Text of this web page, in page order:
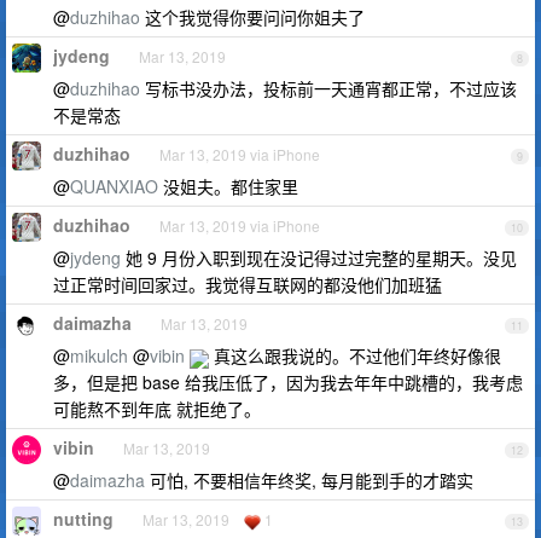
@duzhihao 这个我觉得你要问问你姐夫了
8
jydeng Mar 13, 2019
@duzhihao 写标书没办法，投标前一天通宵都正常，不过应该
不是常态
9
duzhihao Mar 13, 2019 via iPhone
@QUANXIAO 没姐夫。都住家里
10
duzhihao Mar 13, 2019 via iPhone
@jydeng 她 9 月份入职到现在没记得过过完整的星期天。没见
过正常时间回家过。我觉得互联网的都没他们加班猛
11
daimazha Mar 13, 2019
@mikulch @vibin
真这么跟我说的。不过他们年终好像很
多，但是把 base 给我压低了，因为我去年年中跳槽的，我考虑
可能熬不到年底 就拒绝了。
12
vibin Mar 13, 2019
@daimazha 可怕, 不要相信年终奖, 每月能到手的才踏实
13
nutting Mar 13, 2019 1